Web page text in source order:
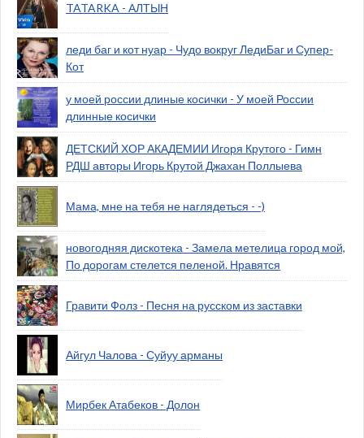
TATARKA - АЛТЫН
леди баг и кот нуар - Чудо вокруг ЛедиБаг и Супер-
Кот
у моей россии длиные косички - У моей России
длинные косички
ДЕТСКИЙ ХОР АКАДЕМИИ Игоря Крутого - Гимн
РДШ авторы Игорь Крутой Джахан Поллыева
Мама, мне на тебя не наглядеться - -)
новогодняя дискотека - Замела метелица город мой,
По дорогам стелется пеленой. Нравятся
Гравити Фолз - Песня на русском из заставки
Айгул Чалова - Суйуу арманы
Мирбек Атабеков - Долон